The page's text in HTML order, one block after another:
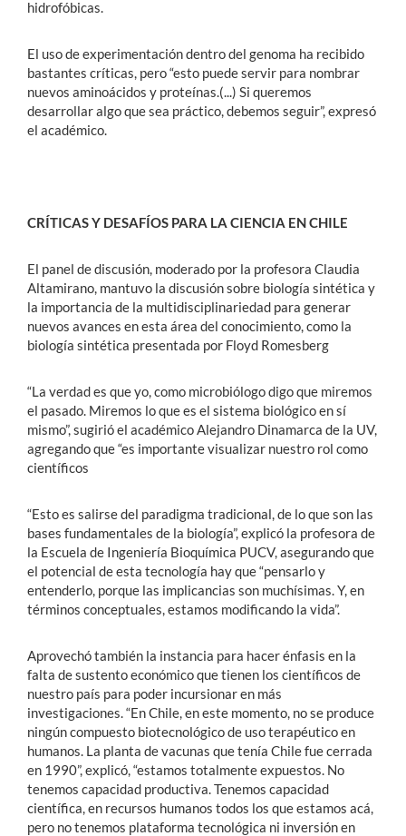
hidrofóbicas.
El uso de experimentación dentro del genoma ha recibido
bastantes críticas, pero “esto puede servir para nombrar
nuevos aminoácidos y proteínas.(...) Si queremos
desarrollar algo que sea práctico, debemos seguir”, expresó
el académico.
CRÍTICAS Y DESAFÍOS PARA LA CIENCIA EN CHILE
El panel de discusión, moderado por la profesora Claudia
Altamirano, mantuvo la discusión sobre biología sintética y
la importancia de la multidisciplinariedad para generar
nuevos avances en esta área del conocimiento, como la
biología sintética presentada por Floyd Romesberg
“La verdad es que yo, como microbiólogo digo que miremos
el pasado. Miremos lo que es el sistema biológico en sí
mismo”, sugirió el académico Alejandro Dinamarca de la UV,
agregando que “es importante visualizar nuestro rol como
científicos
“Esto es salirse del paradigma tradicional, de lo que son las
bases fundamentales de la biología”, explicó la profesora de
la Escuela de Ingeniería Bioquímica PUCV, asegurando que
el potencial de esta tecnología hay que “pensarlo y
entenderlo, porque las implicancias son muchísimas. Y, en
términos conceptuales, estamos modificando la vida”.
Aprovechó también la instancia para hacer énfasis en la
falta de sustento económico que tienen los científicos de
nuestro país para poder incursionar en más
investigaciones. “En Chile, en este momento, no se produce
ningún compuesto biotecnológico de uso terapéutico en
humanos. La planta de vacunas que tenía Chile fue cerrada
en 1990”, explicó, “estamos totalmente expuestos. No
tenemos capacidad productiva. Tenemos capacidad
científica, en recursos humanos todos los que estamos acá,
pero no tenemos plataforma tecnológica ni inversión en